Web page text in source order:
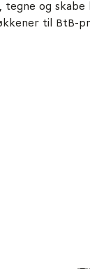
og skabe
til BtB-